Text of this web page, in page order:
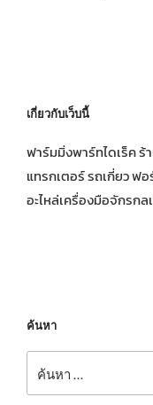
เกี่ยวกับเว็บนี้
ฟาร์มมิ่งพาร์ทไดเร็ค ร้
แทรกเตอร์ รถเกี่ยว ฟ
อะไหล่เครื่องมือจักรก
ค้นหา